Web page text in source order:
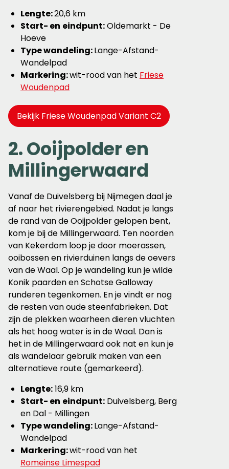
Lengte:20,6 km
Start- en eindpunt:Oldemarkt - De
Hoeve
Type wandeling:Lange-Afstand-
Wandelpad
Markering:wit-rood van het Friese
Woudenpad
Bekijk Friese Woudenpad Variant C2
2. Ooijpolder en
Millingerwaard
Vanaf de Duivelsberg bij Nijmegen daal je
af naar het rivierengebied. Nadat je langs
de rand van de Ooijpolder gelopen bent,
kom je bij de Millingerwaard. Ten noorden
van Kekerdom loop je door moerassen,
ooibossen en rivierduinen langs de oevers
van de Waal. Op je wandeling kun je wilde
Konik paarden en Schotse Galloway
runderen tegenkomen. En je vindt er nog
de resten van oude steenfabrieken. Dat
zijn de plekken waarheen dieren vluchten
als het hoog water is in de Waal. Dan is
het in de Millingerwaard ook nat en kun je
als wandelaar gebruik maken van een
alternatieve route (gemarkeerd).
Lengte:16,9 km
Start- en eindpunt: Duivelsberg, Berg
en Dal - Millingen
Type wandeling:Lange-Afstand-
Wandelpad
Markering:wit-rood van het
Romeinse Limespad